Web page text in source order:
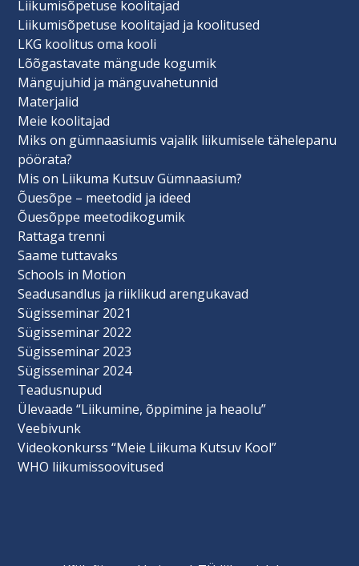
Liikumisõpetuse koolitajad
Liikumisõpetuse koolitajad ja koolitused
LKG koolitus oma kooli
Lõõgastavate mängude kogumik
Mängujuhid ja mänguvahetunnid
Materjalid
Meie koolitajad
Miks on gümnaasiumis vajalik liikumisele tähelepanu
pöörata?
Mis on Liikuma Kutsuv Gümnaasium?
Õuesõpe – meetodid ja ideed
Õuesõppe meetodikogumik
Rattaga trenni
Saame tuttavaks
Schools in Motion
Seadusandlus ja riiklikud arengukavad
Sügisseminar 2021
Sügisseminar 2022
Sügisseminar 2023
Sügisseminar 2024
Teadusnupud
Ülevaade “Liikumine, õppimine ja heaolu”
Veebivunk
Videokonkurss “Meie Liikuma Kutsuv Kool”
WHO liikumissoovitused